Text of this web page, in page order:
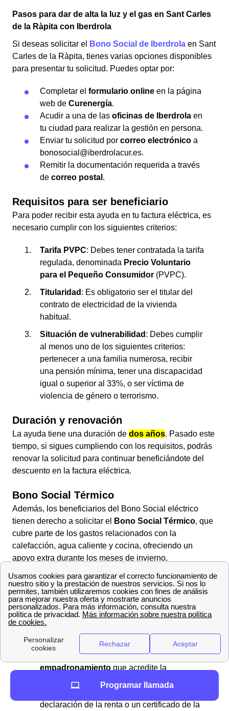
Pasos para dar de alta la luz y el gas en Sant Carles
de la Ràpita con Iberdrola
Si deseas solicitar el
Bono Social de Iberdrola en Sant
Carles de la Ràpita, tienes varias opciones disponibles
para presentar tu solicitud. Puedes optar por:
Completar el formulario online en la página
web de Curenergía.
Acudir a una de las oficinas de Iberdrola en
tu ciudad para realizar la gestión en persona.
Enviar tu solicitud por correo electrónico a
bonosocial@iberdrolacur.es.
Remitir la documentación requerida a través
de correo postal .
Requisitos para ser beneficiario
Para poder recibir esta ayuda en tu factura eléctrica, es
necesario cumplir con los siguientes criterios:
Tarifa PVPC: Debes tener contratada la tarifa
regulada, denominada Precio Voluntario
para el Pequeño Consumidor (PVPC).
Titularidad : Es obligatorio ser el titular del
contrato de electricidad de la vivienda
habitual.
Situación de vulnerabilidad : Debes cumplir
al menos uno de los siguientes criterios:
pertenecer a una familia numerosa, recibir
una pensión mínima, tener una discapacidad
igual o superior al 33%, o ser víctima de
violencia de género o terrorismo.
Duración y renovación
La ayuda tiene una duración de dos años. Pasado este
tiempo, si sigues cumpliendo con los requisitos, podrás
renovar la solicitud para continuar beneficiándote del
descuento en la factura eléctrica.
Bono Social Térmico
Además, los beneficiarios del Bono Social eléctrico
tienen derecho a solicitar el
Bono Social Térmico, que
cubre parte de los gastos relacionados con la
calefacción, agua caliente y cocina, ofreciendo un
apoyo extra durante los meses de invierno.
Documentación necesaria
Para completar la solicitud, se requiere la siguiente
documentación:
mayores de 14 años.
Libro de familiaocertificado de
empadronamientoque acredite la
composición del hogar.
Justificante de ingresos
declaración de la renta o un certificado de la
Programar llamada